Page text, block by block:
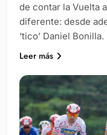
de contar la Vuelta
diferente: desde
‘tico’ Daniel Bonilla.
Leer más